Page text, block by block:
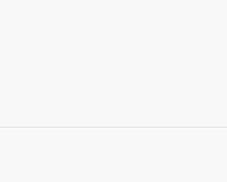
Война бесконечности